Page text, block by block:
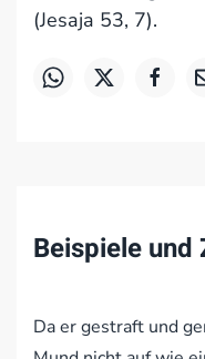
(Jesaja 53, 7).
Beispiele und
Da er gestraft und